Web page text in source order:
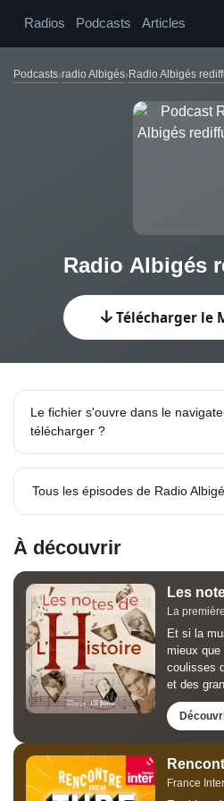
Radios Podcasts Articles
Podcasts radio Albigés Radio Albigés
Radio Albigés
Télécharger le
Le fichier s'ouvre dans le
télécharger ?
Tous les épisodes de Radio
À découvrir
Les
La
Et si la
mieux
coulisses
et des
œuvres qui
Notes de
France Inter